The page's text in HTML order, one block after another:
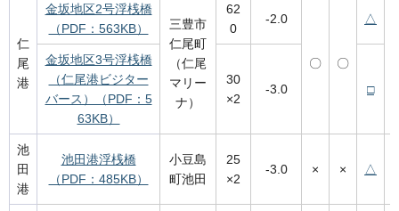
仁
尾
港
金坂地区2号浮桟橋
（PDF：563KB）
三豊市
仁尾町
（仁尾
マリー
ナ）
62
0
-2.0
〇 〇
△
金坂地区3号浮桟橋
（仁尾港ビジター
バース）（PDF：5
63KB）
30
×2
-3.0 □
池
田
港
池田港浮桟橋
（PDF：485KB）
小豆島
町池田
25
×2
-3.0 × × △